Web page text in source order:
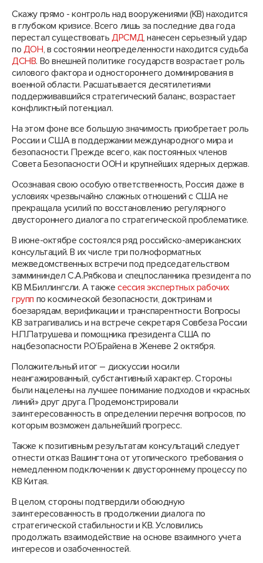
Скажу прямо - контроль над вооружениями (КВ) находится
в глубоком кризисе. Всего лишь за последние два года
перестал существоватьДРСМД, нанесен серьезный удар
по ДОН, в состоянии неопределенности находится судьба
ДСНВ. Во внешней политике государств возрастает роль
силового фактора и одностороннего доминирования в
военной области. Расшатывается десятилетиями
поддерживавшийся стратегический баланс, возрастает
конфликтный потенциал.
На этом фоне все большую значимость приобретает роль
России и США в поддержании международного мира и
безопасности. Прежде всего, как постоянных членов
Совета Безопасности ООН и крупнейших ядерных держав.
Осознавая свою особую ответственность, Россия даже в
условиях чрезвычайно сложных отношений с США не
прекращала усилий по восстановлению регулярного
двустороннего диалога по стратегической проблематике.
В июне-октябре состоялся ряд российско-американских
консультаций. В их числе три полноформатных
межведомственных встречи под председательством
заммининдел С.А.Рябкова и спецпосланника президента по
КВ М.Биллингсли. А такжесессия экспертных рабочих
групп по космической безопасности, доктринам и
боезарядам, верификации и транспарентности. Вопросы
КВ затрагивались и на встрече секретаря Совбеза России
Н.П.Патрушева и помощника президента США по
нацбезопасности Р.О’Брайена в Женеве 2 октября.
Положительный итог – дискуссии носили
неангажированный, субстантивный характер. Стороны
были нацелены на лучшее понимание подходов и «красных
линий» друг друга. Продемонстрировали
заинтересованность в определении перечня вопросов, по
которым возможен дальнейший прогресс.
Также к позитивным результатам консультаций следует
отнести отказ Вашингтона от утопического требования о
немедленном подключении к двустороннему процессу по
КВ Китая.
В целом, стороны подтвердили обоюдную
заинтересованность в продолжении диалога по
стратегической стабильности и КВ. Условились
продолжать взаимодействие на основе взаимного учета
интересов и озабоченностей.